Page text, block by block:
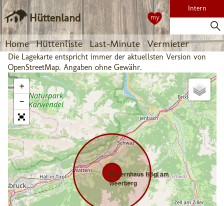
Hüttenland
Home Hüttenliste Last-Minute Vermieter
Intern
my
Die Lagekarte entspricht immer der aktuellsten Version von
OpenStreetMap. Angaben ohne Gewähr.
Bauernhaus Högl am
Weerberg
+
−